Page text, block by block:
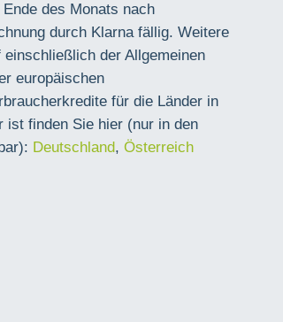
des Monats nach
durch Klarna fällig. Weitere
einschließlich der Allgemeinen
europäischen
für die Länder in
ist finden Sie hier (nur in den
Deutschland, Österreich